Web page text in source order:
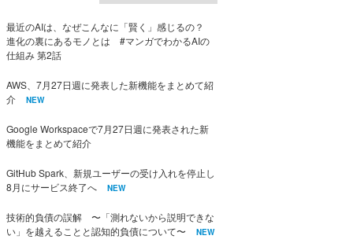
最近のAIは、なぜこんなに「賢く」感じるの？
進化の裏にあるモノとは #マンガでわかるAIの
仕組み 第2話
AWS、7月27日週に発表した新機能をまとめて紹
介
NEW
Google Workspaceで7月27日週に発表された新
機能をまとめて紹介
GitHub Spark、新規ユーザーの受け入れを停止し
8月にサービス終了へ
NEW
技術的負債の誤解 〜「測れないから説明できな
い」を越えることと認知的負債について〜
NEW